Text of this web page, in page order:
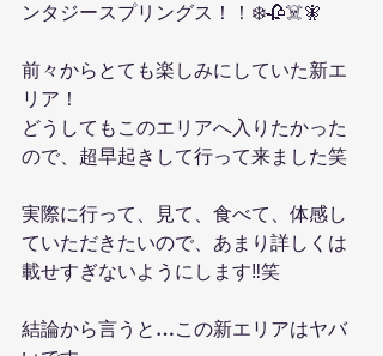
ンタジースプリングス！！❄️🥀☠️🧚
前々からとても楽しみにしていた新エ
リア！
どうしてもこのエリアへ入りたかった
ので、超早起きして行って来ました笑
実際に行って、見て、食べて、体感し
ていただきたいので、あまり詳しくは
載せすぎないようにします‼️笑
結論から言うと…この新エリアはヤバ